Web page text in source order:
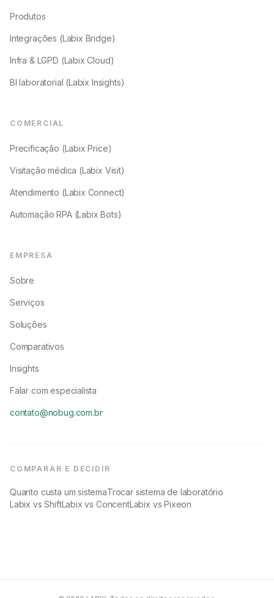
Produtos
Integrações (Labix Bridge)
Infra & LGPD (Labix Cloud)
BI laboratorial (Labix Insights)
COMERCIAL
Precificação (Labix Price)
Visitação médica (Labix Visit)
Atendimento (Labix Connect)
Automação RPA (Labix Bots)
EMPRESA
Sobre
Serviços
Soluções
Comparativos
Insights
Falar com especialista
contato@nobug.com.br
COMPARAR E DECIDIR
Quanto custa um sistemaTrocar sistema de laboratório
Labix vs ShiftLabix vs ConcentLabix vs Pixeon